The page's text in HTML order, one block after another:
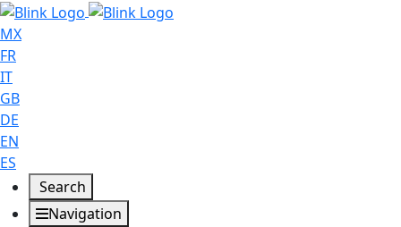
MX
FR
IT
GB
DE
EN
ES
Search
Navigation